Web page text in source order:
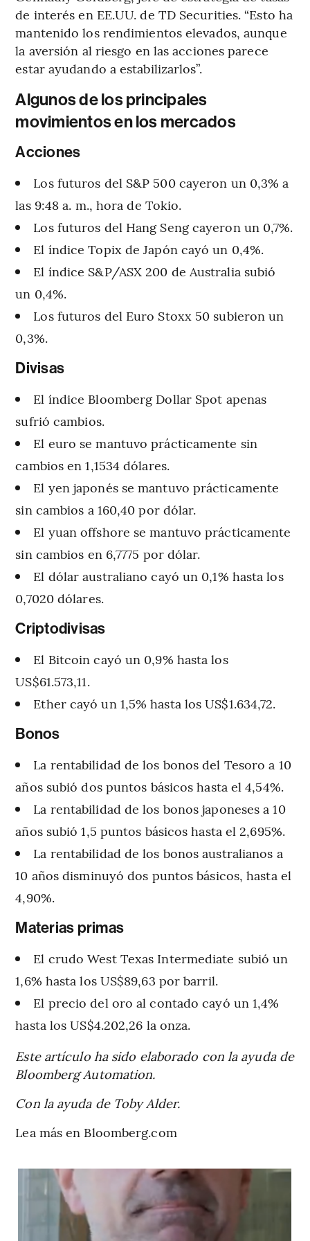
de interés en EE.UU. de TD Securities. “Esto ha
mantenido los rendimientos elevados, aunque
la aversión al riesgo en las acciones parece
estar ayudando a estabilizarlos”.
Algunos de los principales
movimientos en los mercados
Acciones
Los futuros del S&P 500 cayeron un 0,3% a
las 9:48 a. m., hora de Tokio.
Los futuros del Hang Seng cayeron un 0,7%.
El índice Topix de Japón cayó un 0,4%.
El índice S&P/ASX 200 de Australia subió
un 0,4%.
Los futuros del Euro Stoxx 50 subieron un
0,3%.
Divisas
El índice Bloomberg Dollar Spot apenas
sufrió cambios.
El euro se mantuvo prácticamente sin
cambios en 1,1534 dólares.
El yen japonés se mantuvo prácticamente
sin cambios a 160,40 por dólar.
El yuan offshore se mantuvo prácticamente
sin cambios en 6,7775 por dólar.
El dólar australiano cayó un 0,1% hasta los
0,7020 dólares.
Criptodivisas
El Bitcoin cayó un 0,9% hasta los
US$61.573,11.
Ether cayó un 1,5% hasta los US$1.634,72.
Bonos
La rentabilidad de los bonos del Tesoro a 10
años subió dos puntos básicos hasta el 4,54%.
La rentabilidad de los bonos japoneses a 10
años subió 1,5 puntos básicos hasta el 2,695%.
La rentabilidad de los bonos australianos a
10 años disminuyó dos puntos básicos, hasta el
4,90%.
Materias primas
El crudo West Texas Intermediate subió un
1,6% hasta los US$89,63 por barril.
El precio del oro al contado cayó un 1,4%
hasta los US$4.202,26 la onza.
Este artículo ha sido elaborado con la ayuda de
Bloomberg Automation.
Con la ayuda de Toby Alder.
Lea más en Bloomberg.com